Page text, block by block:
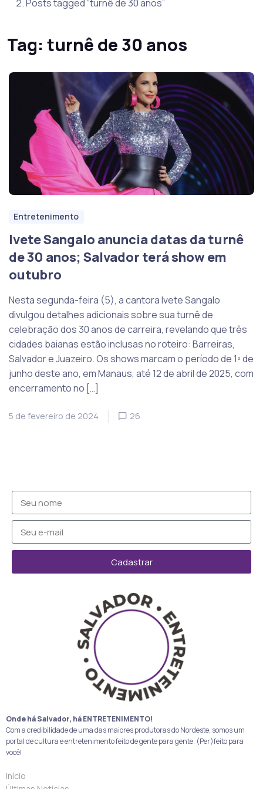
Posts tagged “turnê de 30 anos”
Tag: turnê de 30 anos
Entretenimento
Ivete Sangalo anuncia datas da turnê
de 30 anos; Salvador terá show em
outubro
Nesta segunda-feira (5), a cantora Ivete Sangalo
divulgou detalhes adicionais sobre sua turnê de
celebração dos 30 anos de carreira, revelando que três
cidades baianas estão inclusas no roteiro: Barreiras,
Salvador e Juazeiro. Os shows marcam o período de 1º de
junho deste ano, em Manaus, até 12 de abril de 2025, com
encerramento no […]
5 de fevereiro de 2024 26
Cadastrar
Onde há Salvador, há ENTRETENIMENTO!
Com a credibilidade de uma das maiores produtoras do Nordeste, somos um
portal de cultura e entretenimento feito de gente para gente. (Per)feito para
você!
Início